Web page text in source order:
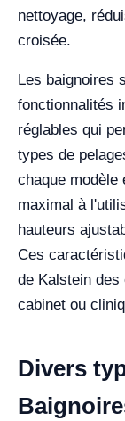
nettoyage,
croisée.
Les baignoires
fonctionnalités
réglables qui
types de
chaque modèle
maximal à
hauteurs
Ces
de Kalstein
cabinet ou
Divers